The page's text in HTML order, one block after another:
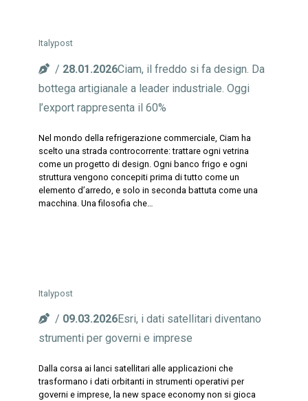
Italypost
28.01.2026Ciam, il freddo si fa design. Da
bottega artigianale a leader industriale. Oggi
l’export rappresenta il 60%
Nel mondo della refrigerazione commerciale, Ciam ha
scelto una strada controcorrente: trattare ogni vetrina
come un progetto di design. Ogni banco frigo e ogni
struttura vengono concepiti prima di tutto come un
elemento d’arredo, e solo in seconda battuta come una
macchina. Una filosofia che…
Italypost
09.03.2026Esri, i dati satellitari diventano
strumenti per governi e imprese
Dalla corsa ai lanci satellitari alle applicazioni che
trasformano i dati orbitanti in strumenti operativi per
governi e imprese, la new space economy non si gioca